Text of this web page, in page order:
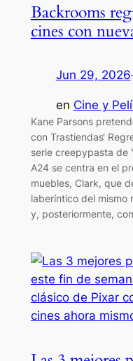
Backrooms
cines con
Jun 29, 2026
en Cine y
Kane Parsons
con Trastiendas‘
serie creepypasta de
A24 se centra en el
muebles, Clark, que
laberíntico del mismo
y, posteriormente,